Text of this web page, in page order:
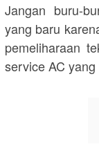
Jangan buru-
yang baru
pemeliharaan
service AC